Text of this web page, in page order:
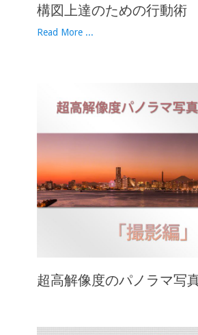
構図上達のための行動術
Read More ...
超高解像度のパノラマ写